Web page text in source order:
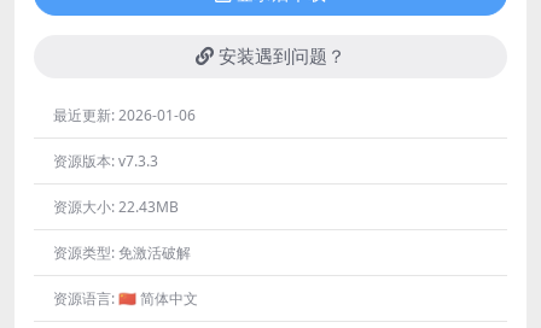
安装遇到问题？
最近更新:2026-01-06
资源版本:v7.3.3
资源大小:22.43MB
资源类型:免激活破解
资源语言:🇨🇳 简体中文